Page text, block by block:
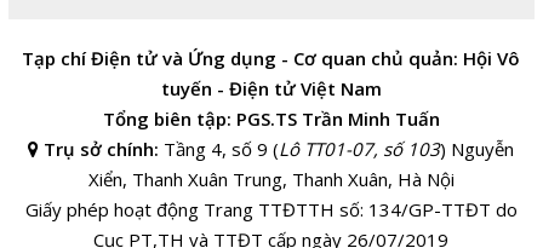
Tạp chí Điện tử và Ứng dụng - Cơ quan chủ quản: Hội Vô
tuyến - Điện tử Việt Nam
Tổng biên tập: PGS.TS Trần Minh Tuấn
Trụ sở chính: Tầng 4, số 9 (Lô TT01-07, số 103) Nguyễn
Xiển, Thanh Xuân Trung, Thanh Xuân, Hà Nội
Giấy phép hoạt động Trang TTĐTTH số: 134/GP-TTĐT do
Cục PT,TH và TTĐT cấp ngày 26/07/2019